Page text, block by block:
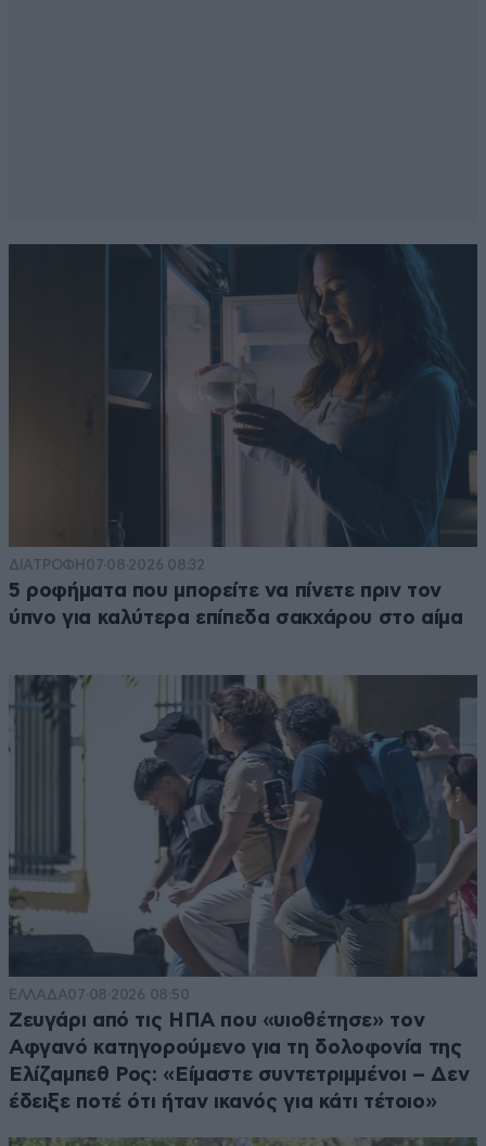
ΔΙΑΤΡΟΦΗ 07·08·2026 08:32
5 ροφήματα που μπορείτε να πίνετε πριν τον
ύπνο για καλύτερα επίπεδα σακχάρου στο αίμα
ΕΛΛΑΔΑ07·08·2026 08:50
Ζευγάρι από τις ΗΠΑ που «υιοθέτησε» τον
Αφγανό κατηγορούμενο για τη δολοφονία της
Ελίζαμπεθ Ρος: «Είμαστε συντετριμμένοι – Δεν
έδειξε ποτέ ότι ήταν ικανός για κάτι τέτοιο»